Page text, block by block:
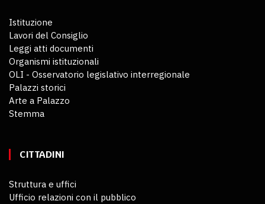
Istituzione
Lavori del Consiglio
Leggi atti documenti
Organismi istituzionali
OLI - Osservatorio legislativo interregionale
Palazzi storici
Arte a Palazzo
Stemma
CITTADINI
Struttura e uffici
Ufficio relazioni con il pubblico